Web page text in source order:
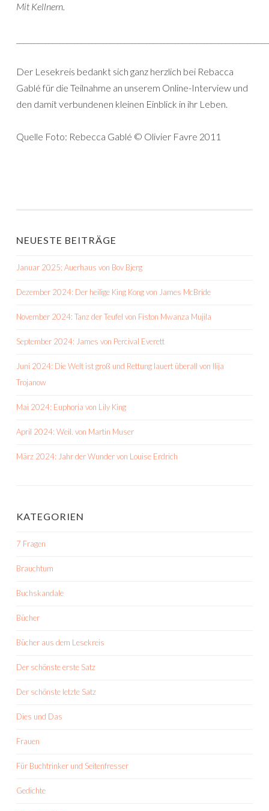
Mit Kellnern.
Der Lesekreis bedankt sich ganz herzlich bei Rebacca
Gablé für die Teilnahme an unserem Online-Interview und
den damit verbundenen kleinen Einblick in ihr Leben.
Quelle Foto: Rebecca Gablé © Olivier Favre 2011
NEUESTE BEITRÄGE
Januar 2025: Auerhaus von Bov Bjerg
Dezember 2024: Der heilige King Kong von James McBride
November 2024: Tanz der Teufel von Fiston Mwanza Mujila
September 2024: James von Percival Everett
Juni 2024: Die Welt ist groß und Rettung lauert überall von Ilija
Trojanow
Mai 2024: Euphoria von Lily King
April 2024: Weil. von Martin Muser
März 2024: Jahr der Wunder von Louise Erdrich
KATEGORIEN
7 Fragen
Brauchtum
Buchskandale
Bücher
Bücher aus dem Lesekreis
Der schönste erste Satz
Der schönste letzte Satz
Dies und Das
Frauen
Für Buchtrinker und Seitenfresser
Gedichte